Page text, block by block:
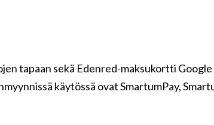
tapaan sekä Edenred-maksukortti Google
käytössä ovat SmartumPay,